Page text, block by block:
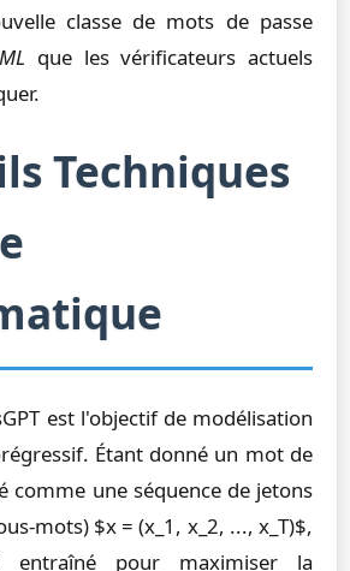
classe de mots de passe
que les vérificateurs actuels
Techniques
est l'objectif de modélisation
Étant donné un mot de
comme une séquence de jetons
mots) $x = (x_1, x_2, ..., x_T)$,
entraîné pour maximiser la